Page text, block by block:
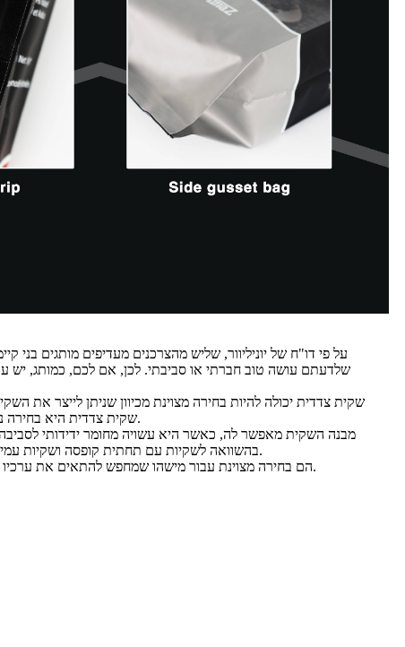
על פי דו"ח של יוניליוור, שליש מהצרכנים מעדיפים מותגים בני
שלדעתם עושה טוב חברתי או סביבתי. לכן, אם לכם, כמותג, יש
שקית צדדית יכולה להיות בחירה מצוינת מכיוון שניתן לייצר את
שקית צדדית היא בחירה נפלאה לשקיות קפה הניתנות למחזור.
מבנה השקית מאפשר לה, כאשר היא עשויה מחומר ידידותי
בהשוואה לשקיות עם תחתית קופסה ושקיות עמידה העשויות מחומר ידידותי לסביבה.
לכן, תיקי ה-Side Gusset הם בחירה מצוינת עבור מישהו שמחפש להתאים את ערכיו בני-קיימא.